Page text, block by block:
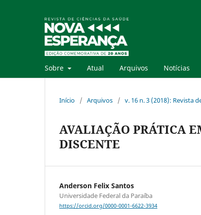
Sobre Atual Arquivos Notícias
Início / Arquivos / v. 16 n. 3 (2018): Revista
AVALIAÇÃO PRÁTICA
DISCENTE
Anderson Felix Santos
Universidade Federal da Paraíba
https://orcid.org/0000-0001-6622-3934